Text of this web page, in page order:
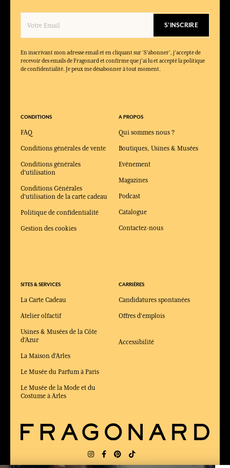
S'INSCRIRE
En inscrivant mon adresse email et en cliquant sur ‘S’abonner’, j'accepte de
recevoir des emails de Fragonard et confirme que j'ai lu et accepté la politique
de confidentialité. Je peux me désabonner à tout moment.
CONDITIONS
FAQ
Conditions générales de vente
Conditions générales
d'utilisation
Conditions Générales
d'utilisation de la carte cadeau
Politique de confidentialité
Gestion des cookies
SITES & SERVICES
La Carte Cadeau
Atelier olfactif
Usines & Musées de la Côte
d'Azur
La Maison d'Arles
Le Musée du Parfum à Paris
Le Musée de la Mode et du
Costume à Arles
A PROPOS
Qui sommes nous ?
Boutiques, Usines & Musées
Evénement
Magazines
Podcast
Catalogue
Contactez-nous
CARRIÈRES
Candidatures spontanées
Offres d'emplois
Accessibilité